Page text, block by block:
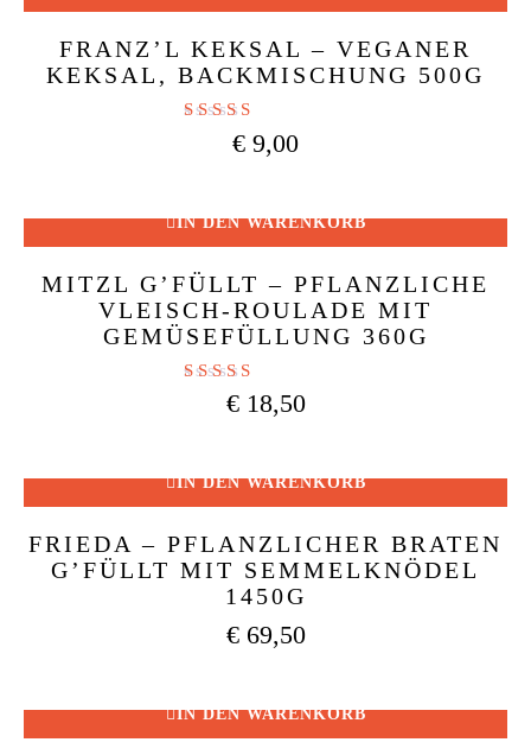
FRANZ’L KEKSAL – VEGANER
KEKSAL, BACKMISCHUNG 500G
Bewertet mit
4.50€ 9,00
IN DEN WARENKORB
MITZL G’FÜLLT – PFLANZLICHE
VLEISCH-ROULADE MIT
GEMÜSEFÜLLUNG 360G
Bewertet mit
4.88
€18,50
IN DEN WARENKORB
FRIEDA – PFLANZLICHER BRATEN
G’FÜLLT MIT SEMMELKNÖDEL
1450G
€69,50
IN DEN WARENKORB